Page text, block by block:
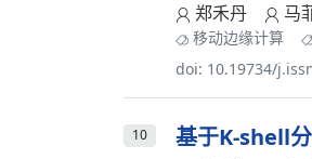
郑禾丹 马
移动边缘计算
doi: 10.19734/
10 基于K-shell